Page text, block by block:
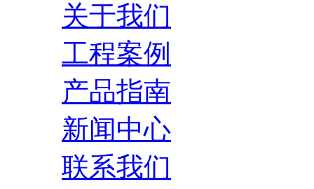
关于我们
工程案例
产品指南
新闻中心
联系我们